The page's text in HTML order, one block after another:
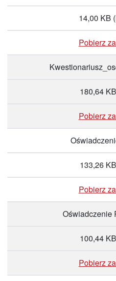
14,00 KB
Pobierz
180,64 KB
Pobierz
133,26 KB
Pobierz
Oświadczenie
100,44 KB
Pobierz